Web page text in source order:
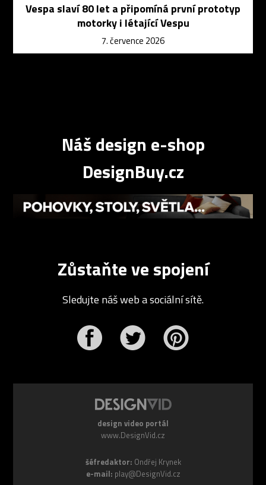
Vespa slaví 80 let a připomíná první prototyp
motorky i létající Vespu
7. července 2026
Náš design e-shop
DesignBuy.cz
Zůstaňte ve spojení
Sledujte náš web a sociální sítě.
design video portál
www.DesignVid.cz
šéfredaktor: Ondřej Krynek
e-mail: play@DesignVid.cz